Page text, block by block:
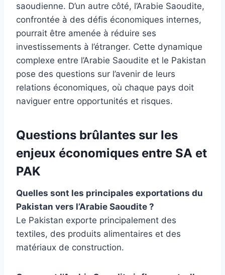
saoudienne. D’un autre côté, l’Arabie Saoudite,
confrontée à des défis économiques internes,
pourrait être amenée à réduire ses
investissements à l’étranger. Cette dynamique
complexe entre l’Arabie Saoudite et le Pakistan
pose des questions sur l’avenir de leurs
relations économiques, où chaque pays doit
naviguer entre opportunités et risques.
Questions brûlantes sur les
enjeux économiques entre SA et
PAK
Quelles sont les principales exportations du
Pakistan vers l’Arabie Saoudite ?
Le Pakistan exporte principalement des
textiles, des produits alimentaires et des
matériaux de construction.